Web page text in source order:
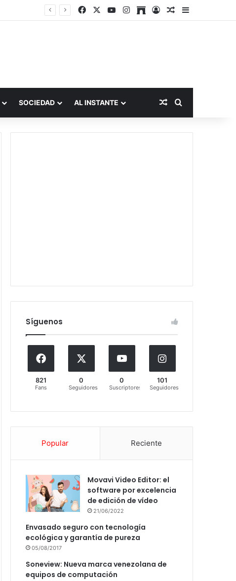
FacebookYouTubeInstagram
ArchiveAccesoPublicación al
Barra lateral
SOCIEDAD AL INSTANTE Publicación al
Buscar por
Síguenos
821
Fans
0
Seguidores
0
Suscriptores
101
Seguidores
Popular Reciente
Movavi Video Editor: el
software por excelencia
de edición de vídeo
21/06/2022
Envasado seguro con tecnología
ecológica y garantía de pureza
05/08/2017
Soneview: Nueva marca venezolana de
equipos de computación